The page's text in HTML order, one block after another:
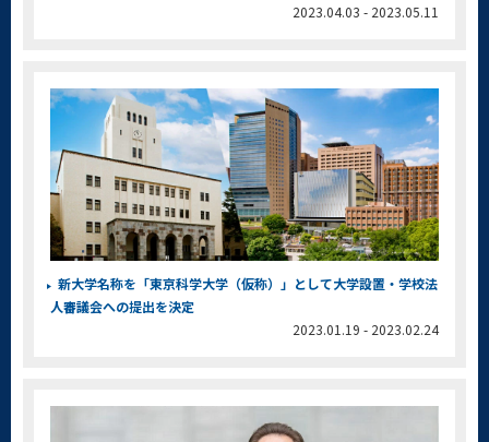
2023.04.03 - 2023.05.11
新大学名称を「東京科学大学（仮称）」として大学設置・学校法
人審議会への提出を決定
2023.01.19 - 2023.02.24